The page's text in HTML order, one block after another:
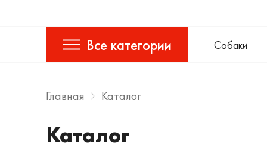
Все категории Собаки
Главная Каталог
Каталог